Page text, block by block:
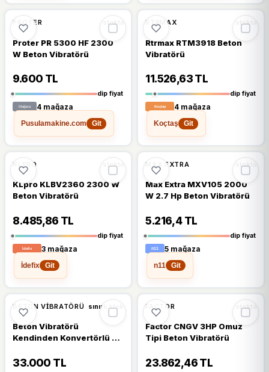
%16
PROTER stokta
Proter PR 5300 HF 2300
W Beton Vibratörü
9.600 TL
dip fiyat
4 mağaza
Pusulamakine.com
Git
%15
RTRMAX stokta
Rtrmax RTM3918 Beton
Vibratörü
11.526,63 TL
dip fiyat
4 mağaza
Koçtaş
Git
%11
KLPRO stokta
KLpro KLBV2360 2300 W
Beton Vibratörü
8.485,86 TL
dip fiyat
3 mağaza
İdefix
Git
%10
MAX EXTRA stokta
Max Extra MXV105 2000
W 2.7 Hp Beton Vibratörü
5.216,4 TL
dip fiyat
5 mağaza
n11
Git
%10
BETON VIBRATÖRÜ sınırlı stok
Beton Vibratörü
Kendinden Konvertörlü 50
33.000 TL
%9
FACTOR stokta
Factor CNGV 3HP Omuz
Tipi Beton Vibratörü
23.862,46 TL